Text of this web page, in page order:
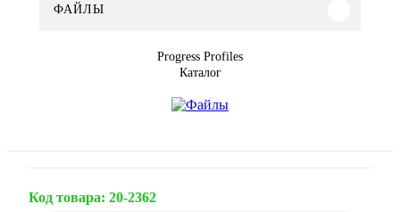
ФАЙЛЫ
Progress Profiles
Каталог
Код товара: 20-2362